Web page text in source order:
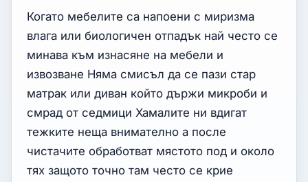
Когато мебелите са напоени с миризма
влага или биологичен отпадък най често се
минава към изнасяне на мебели и
извозване Няма смисъл да се пази стар
матрак или диван който държи микроби и
смрад от седмици Хамалите ни вдигат
тежките неща внимателно а после
чистачите обработват мястото под и около
тях защото точно там често се крие